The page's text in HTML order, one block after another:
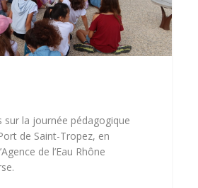
sur la journée pédagogique
de Saint-Tropez, en
de l’Eau Rhône